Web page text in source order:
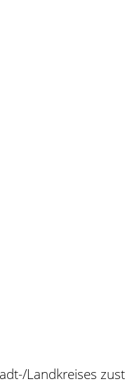
Landkreises